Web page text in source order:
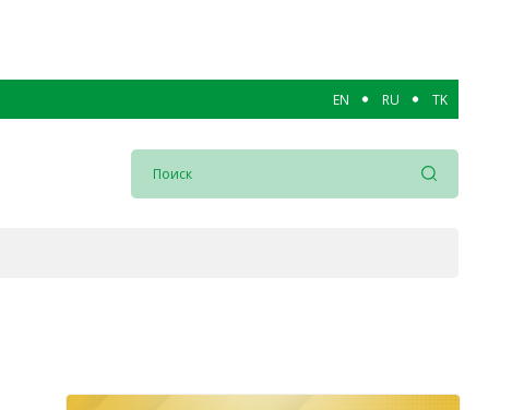
EN RU TK